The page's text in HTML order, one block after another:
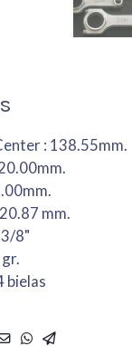
: 138.55mm.
mm.
8"
bielas